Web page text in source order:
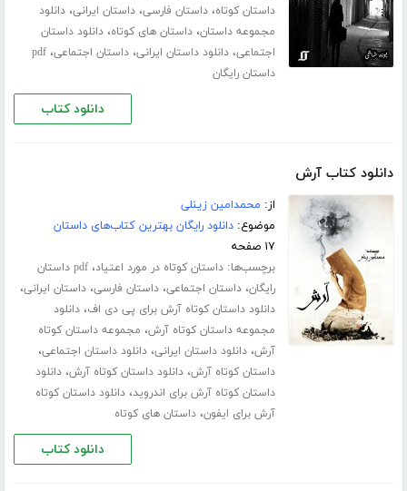
داستان کوتاه،داستان فارسی،داستان ایرانی،دانلود
مجموعه داستان،داستان های کوتاه،دانلود داستان
اجتماعی،دانلود داستان ایرانی،داستان اجتماعی،pdf
داستان رایگان
دانلود کتاب
دانلود کتاب آرش
از: محمدامین زینلی
موضوع:دانلود رایگان بهترین کتاب‌های داستان
۱۷ صفحه
برچسب‌ها:داستان کوتاه در مورد اعتیاد،
pdf داستان
رایگان،داستان اجتماعی،داستان فارسی،داستان ایرانی،
دانلود داستان کوتاه آرش برای پی دی اف،دانلود
مجموعه داستان کوتاه آرش، مجموعه داستان کوتاه
آرش،دانلود داستان ایرانی،دانلود داستان اجتماعی،
داستان کوتاه آرش،دانلود داستان کوتاه آرش،دانلود
داستان کوتاه آرش برای اندروید،دانلود داستان کوتاه
آرش برای ایفون،داستان های کوتاه
دانلود کتاب